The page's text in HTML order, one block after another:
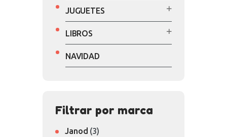
JUGUETES
LIBROS
NAVIDAD
Filtrar por marca
Janod (3)